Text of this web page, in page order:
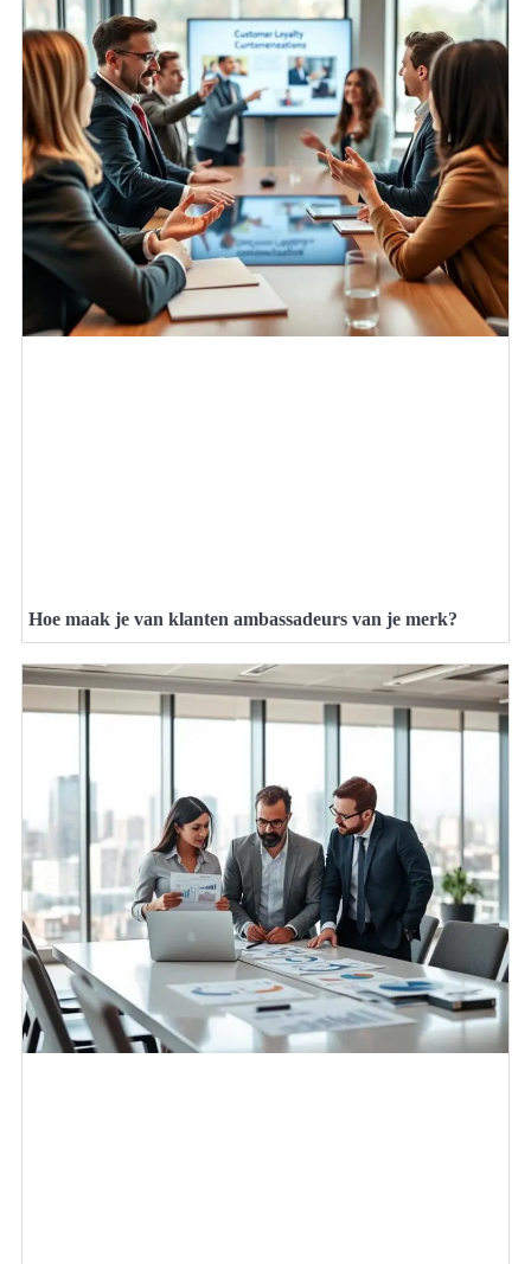
Hoe maak je van klanten ambassadeurs van je merk?